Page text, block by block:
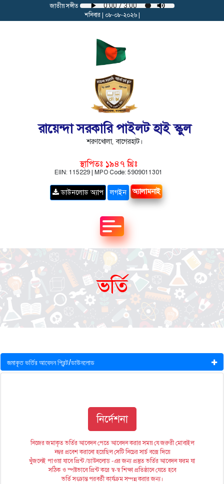
জাতীয় সঙ্গীত
শনিবার | ০৮-০৮-২০২৬ |
রায়েন্দা সরকারি পাইলট হাই স্কুল
শরণখোলা, বাগেরহাট।
স্থাপিতঃ ১৯৪৭ খ্রিঃ
EIIN: 115229 | MPO Code: 5909011301
ডাউনলোড অ্যাপ লগইন অ্যালামনাই
ভর্তি
জমাকৃত ভর্তির আবেদন প্রিন্ট/ডাউনলোড
নির্দেশনা
নিজের জমাকৃত ভর্তির আবেদন পেতে আবেদন করার সময় যে জরুরী মোবাইল
নম্বর প্রবেশ করানো হয়েছিল সেটি নিচের সার্চ বক্সে দিয়ে
খুঁজলেই পাওয়া যাবে প্রিন্ট /ডাউনলোড -এর জন্য প্রস্তুত ভর্তির আবেদন ফরম যা
সঠিক ও স্পষ্টভাবে প্রিন্ট করে স্ব-স্ব শিক্ষা প্রতিষ্ঠানে যেতে হবে
ভর্তি সংক্রান্ত পরবর্তী কার্যক্রম সম্পন্ন করার জন্য।